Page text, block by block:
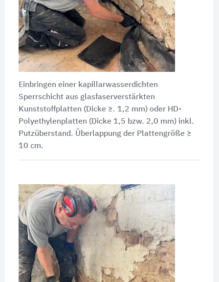
Einbringen einer kapillarwasserdichten
Sperrschicht aus glasfaserverstärkten
Kunststoffplatten (Dicke ≥. 1,2 mm) oder HD-
Polyethylenplatten (Dicke 1,5 bzw. 2,0 mm) inkl.
Putzüberstand. Überlappung der Plattengröße ≥
10 cm.